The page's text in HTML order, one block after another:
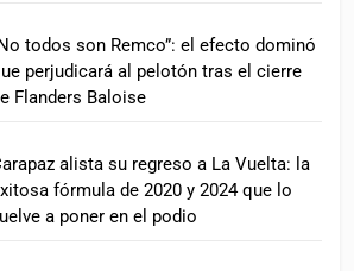
todos son Remco”: el efecto dominó
perjudicará al pelotón tras el cierre
Flanders Baloise
alista su regreso a La Vuelta: la
fórmula de 2020 y 2024 que lo
a poner en el podio